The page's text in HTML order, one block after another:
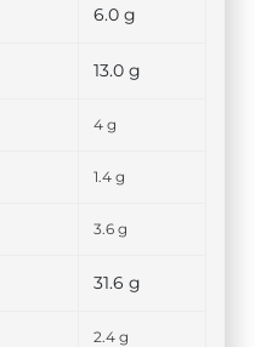
6.0 g
13.0 g
4 g
1.4 g
3.6 g
31.6 g
2.4 g